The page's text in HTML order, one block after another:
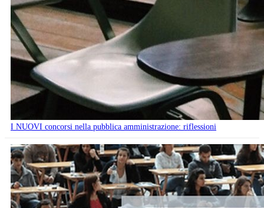
I NUOVI concorsi nella pubblica amministrazione: riflessioni